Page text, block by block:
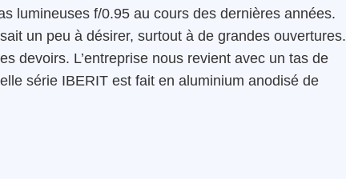
lumineuses f/0.95 au cours des dernières années.
un peu à désirer, surtout à de grandes ouvertures.
devoirs. L’entreprise nous revient avec un tas de
série IBERIT est fait en aluminium anodisé de